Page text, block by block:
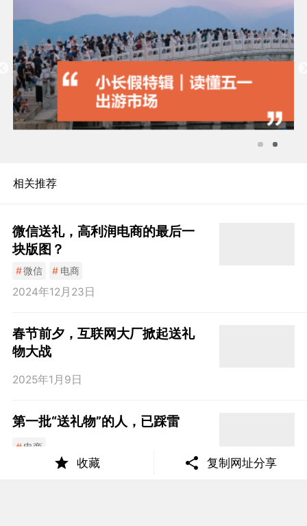
相关推荐
微信送礼，高利润电商的最后一
块版图？
#微信 # 电商
2024年12月23日
春节前夕，互联网大厂掀起送礼
物大战
2025年1月9日
第一批“送礼物”的人，已踩雷
#电商
2025年2月18日收藏 复制网址分享